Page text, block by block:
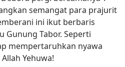
semangat para prajurit
ini ikut berbaris
Gunung Tabor. Seperti
mempertaruhkan nyawa
Yehuwa!